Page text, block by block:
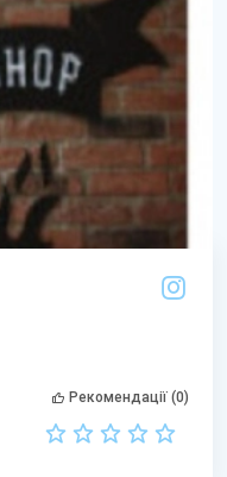
Рекомендації (0)